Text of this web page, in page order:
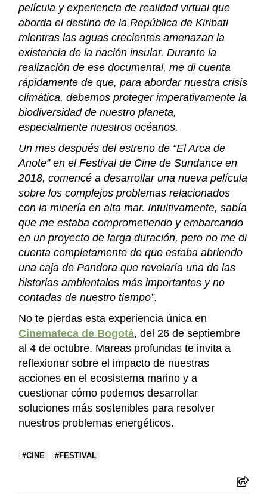
película y experiencia de realidad virtual que
aborda el destino de la República de Kiribati
mientras las aguas crecientes amenazan la
existencia de la nación insular. Durante la
realización de ese documental, me di cuenta
rápidamente de que, para abordar nuestra crisis
climática, debemos proteger imperativamente la
biodiversidad de nuestro planeta,
especialmente nuestros océanos.
Un mes después del estreno de “El Arca de
Anote” en el Festival de Cine de Sundance en
2018, comencé a desarrollar una nueva película
sobre los complejos problemas relacionados
con la minería en alta mar. Intuitivamente, sabía
que me estaba comprometiendo y embarcando
en un proyecto de larga duración, pero no me di
cuenta completamente de que estaba abriendo
una caja de Pandora que revelaría una de las
historias ambientales más importantes y no
contadas de nuestro tiempo”.
No te pierdas esta experiencia única en
Cinemateca de Bogotá, del 26 de septiembre
al 4 de octubre. Mareas profundas te invita a
reflexionar sobre el impacto de nuestras
acciones en el ecosistema marino y a
cuestionar cómo podemos desarrollar
soluciones más sostenibles para resolver
nuestros problemas energéticos.
CINE FESTIVAL